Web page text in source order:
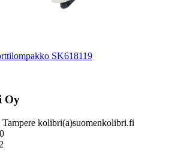
SK618119
Oy
kolibri(a)suomenkolibri.fi